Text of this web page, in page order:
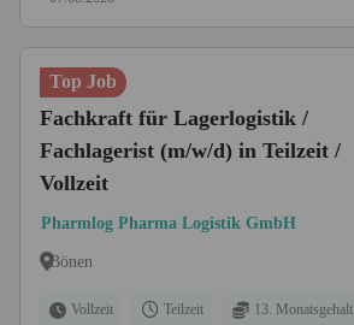
Top Job
Fachkraft für Lagerlogistik /
Fachlagerist (m/w/d) in Teilzeit /
Vollzeit
Pharmlog Pharma Logistik GmbH
Bönen
Vollzeit Teilzeit 13. Monatsgehalt